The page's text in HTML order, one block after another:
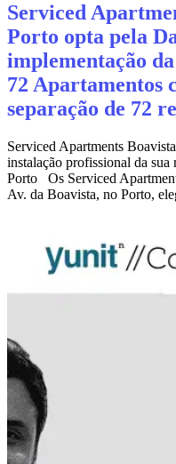
Serviced
Porto opta pela
implementação
72 Apartamentos
separação de 72
Serviced Apartments
instalação profissional da sua
Porto Os Serviced
Av. da Boavista, no Porto,